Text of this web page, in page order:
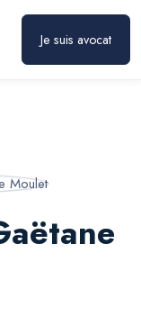
Je suis avocat